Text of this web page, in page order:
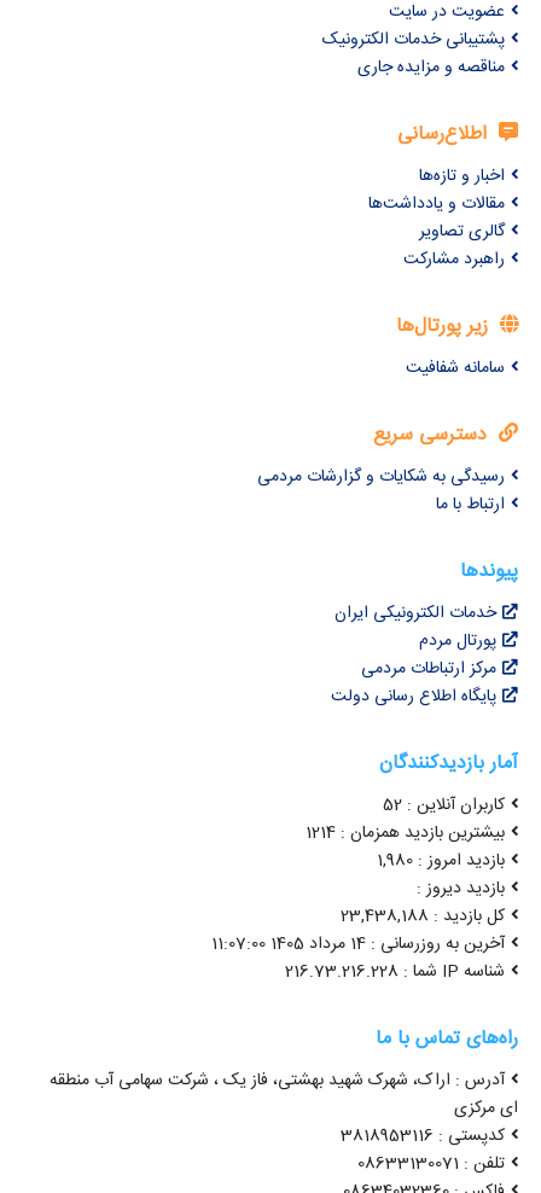
عضویت در سایت
پشتیبانی خدمات الکترونیک
مناقصه و مزایده جاری
اطلاع‌رسانی
اخبار و تازه‌ها
مقالات و یادداشت‌ها
گالری تصاویر
راهبرد مشارکت
زیر پورتال‌ها
سامانه شفافیت
دسترسی سریع
رسیدگی به شکایات و گزارشات مردمی
ارتباط با ما
پیوندها
خدمات الکترونیکی ایران
پورتال مردم
مرکز ارتباطات مردمی
پایگاه اطلاع رسانی دولت
آمار بازدیدکنندگان
کاربران آنلاین : 52
بیشترین بازدید همزمان : 1214
بازدید امروز : 1,980
بازدید دیروز :
کل بازدید : 23,438,188
آخرین به روزرسانی : 14 مرداد 1405 11:07:00
شناسه IP شما : 216.73.216.228
راه‌های تماس با ما
آدرس : اراک، شهرک شهید بهشتی، فاز یک ، شرکت سهامی آب منطقه
ای مرکزی
کدپستی : 3818953116
تلفن : 08633130071